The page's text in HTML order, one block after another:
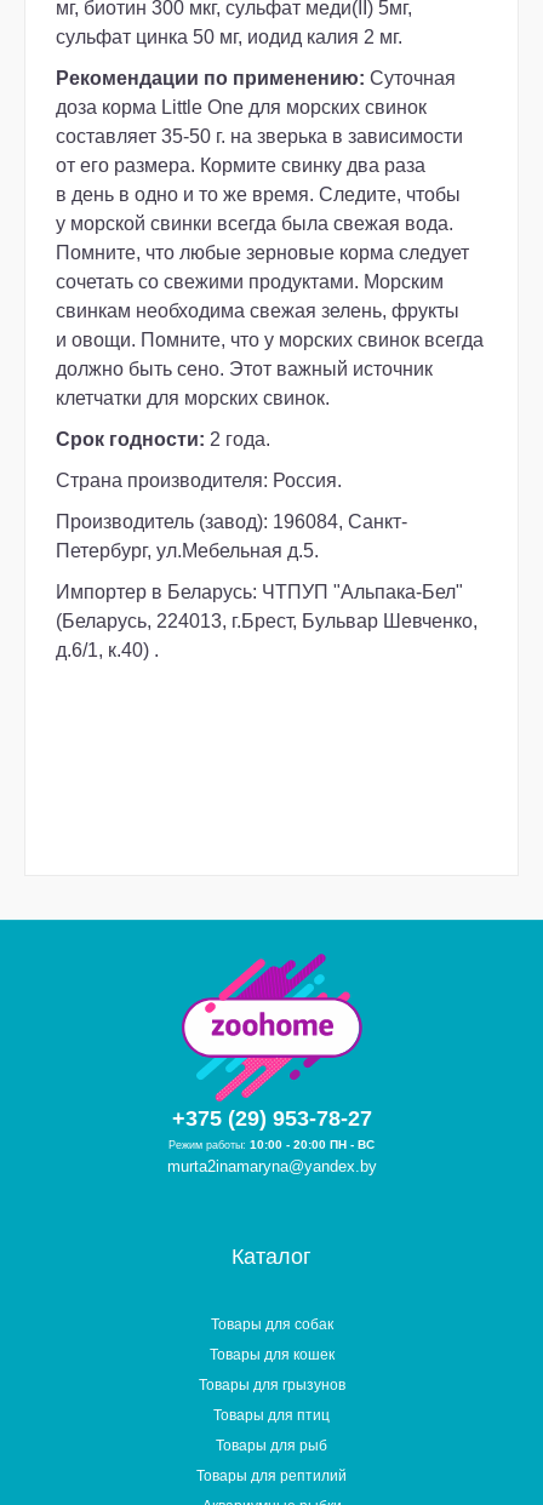
мг, биотин 300 мкг, сульфат меди(II) 5мг,
сульфат цинка 50 мг, иодид калия 2 мг.
Рекомендации по применению: Cуточная
доза корма Little One для морских свинок
составляет 35-50 г. на зверька в зависимости
от его размера. Кормите свинку два раза
в день в одно и то же время. Следите, чтобы
у морской свинки всегда была свежая вода.
Помните, что любые зерновые корма следует
сочетать со свежими продуктами. Морским
свинкам необходима свежая зелень, фрукты
и овощи. Помните, что у морских свинок всегда
должно быть сено. Этот важный источник
клетчатки для морских свинок.
Срок годности: 2 года.
Страна производителя: Россия.
Производитель (завод): 196084, Санкт-
Петербург, ул.Мебельная д.5.
Импортер в Беларусь: ЧТПУП "Альпака-Бел"
(Беларусь, 224013, г.Брест, Бульвар Шевченко,
д.6/1, к.40) .
+375 (29) 953-78-27
Режим работы: 10:00 - 20:00 ПН - ВС
murta2inamaryna@yandex.by
Каталог
Товары для собак
Товары для кошек
Товары для грызунов
Товары для птиц
Товары для рыб
Товары для рептилий